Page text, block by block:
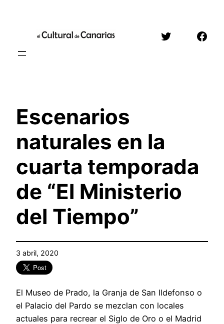
contenido
Twitter
Escenarios
naturales en la
cuarta temporada
de “El Ministerio
del Tiempo”
3 abril, 2020
El Museo de Prado, la Granja de San Ildefonso o
el Palacio del Pardo se mezclan con locales
actuales para recrear el Siglo de Oro o el Madrid